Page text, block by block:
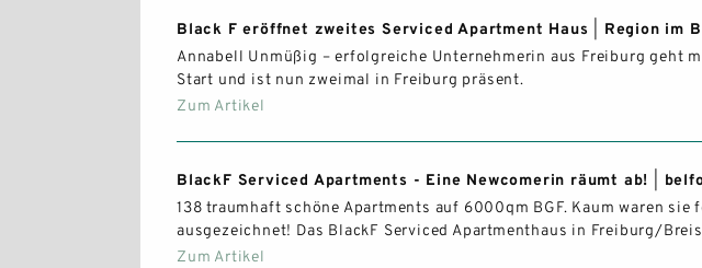
Black F eröffnet zweites Serviced Apartment Haus Region im
Annabell Unmüßig – erfolgreiche Unternehmerin aus Freiburg geht
Start und ist nun zweimal in Freiburg präsent.
Zum Artikel
BlackF Serviced Apartments - Eine Newcomerin räumt ab!
138 traumhaft schöne Apartments auf 6000qm BGF. Kaum waren
ausgezeichnet! Das BlackF Serviced Apartmenthaus in Freiburg/
Zum Artikel